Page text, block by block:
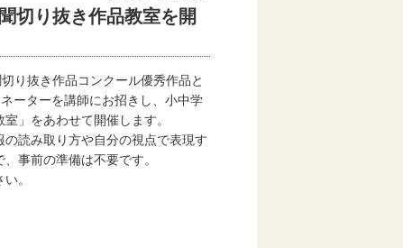
切り抜き作品教室を開
り抜き作品コンクール優秀作品と
ーターを講師にお招きし、小中学
」をあわせて開催します。
読み取り方や自分の視点で表現す
事前の準備は不要です。
。